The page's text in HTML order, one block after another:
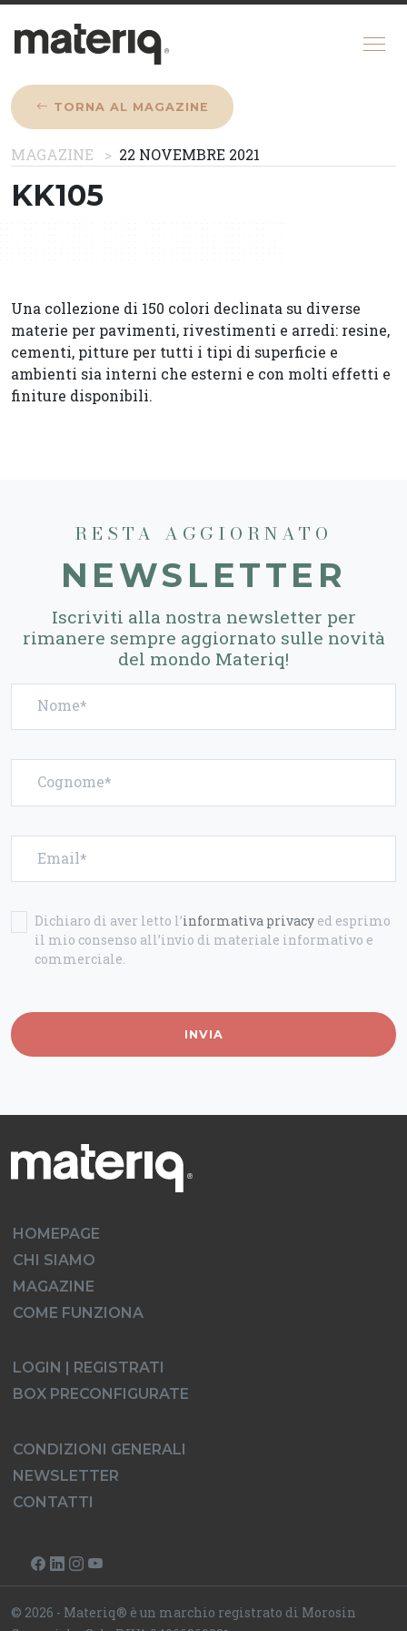
CHI SIAMO
MAGAZINE
COME FUNZIONA
TORNA AL MAGAZINE
MAGAZINE 22 NOVEMBRE 2021
KK105
Una collezione di 150 colori declinata su diverse
materie per pavimenti, rivestimenti e arredi: resine,
cementi, pitture per tutti i tipi di superficie e
ambienti sia interni che esterni e con molti effetti e
finiture disponibili.
RESTA AGGIORNATO
NEWSLETTER
Iscriviti alla nostra newsletter per
rimanere sempre aggiornato sulle novità
del mondo Materiq!
Nome
Cognome
Email
Dichiaro di aver letto l’informativa privacy ed esprimo
il mio consenso all’invio di materiale informativo e
commerciale.
INVIA
HOMEPAGE
CHI SIAMO
MAGAZINE
COME FUNZIONA
LOGIN | REGISTRATI
BOX PRECONFIGURATE
CONDIZIONI GENERALI
NEWSLETTER
CONTATTI
© 2026 - Materiq® è un marchio registrato di Morosin